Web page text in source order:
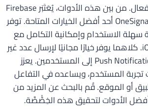
Notifications بشكل فعال. من بين هذه الأدوات، يُعَتَبَر Firebase
Cloud Messaging و OneSignal أحد أفضل الخيارات المتاحة. توفر
سهلة الاستخدام وإمكانية التكامل مع
تطبيقات Android و iOS. كلاهما يوفر خيارًا مجانيًا لإرسال عدد غير
محدود من رسائل Push Notifications إلى المستخدمين. يعزز
المستخدم، ويساعده في التفاعل
أو الموقع. قُم بالبحث عن المزيد من
أفضل الأدوات لتحقيق هذه الخِصّْصَّة.